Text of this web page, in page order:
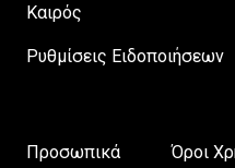
Καιρός
Ρυθμίσεις Ειδοποιήσεων
Προσωπικά
Όροι